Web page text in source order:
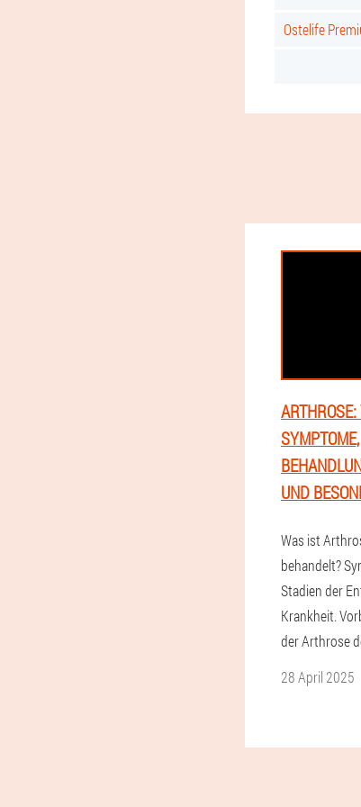
Ostelife
SYMPTOME,
UND
Was ist
behandelt?
Stadien der
Krankheit.
der Arthrose
28 April 2025